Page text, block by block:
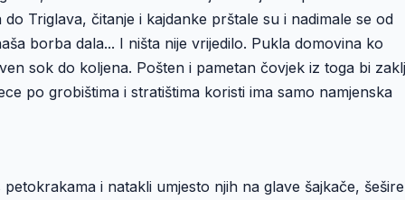
Triglava, čitanje i kajdanke prštale su i nadimale se od
borba dala... I ništa nije vrijedilo. Pukla domovina ko
sok do koljena. Pošten i pametan čovjek iz toga bi
po grobištima i stratištima koristi ima samo namjenska
i natakli umjesto njih na glave šajkače,